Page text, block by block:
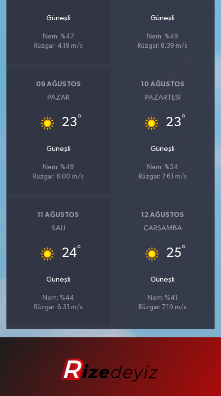
Güneşli
Nem: %47
Rüzgar: 4.19 m/s
Güneşli
Nem: %49
Rüzgar: 8.39 m/s
09 AĞUSTOS
PAZAR
23°
Güneşli
Nem: %48
Rüzgar: 8.00 m/s
10 AĞUSTOS
PAZARTESI
23°
Güneşli
Nem: %54
Rüzgar: 7.61 m/s
11 AĞUSTOS
SALI
24°
Güneşli
Nem: %44
Rüzgar: 6.31 m/s
12 AĞUSTOS
ÇARŞAMBA
25°
Güneşli
Nem: %41
Rüzgar: 7.19 m/s